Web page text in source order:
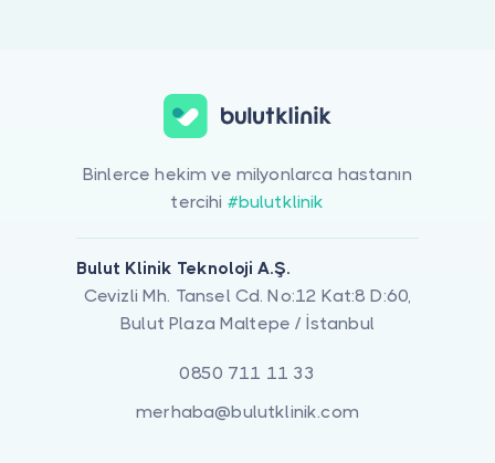
Binlerce hekim ve milyonlarca hastanın
tercihi #bulutklinik
Bulut Klinik Teknoloji A.Ş.
Cevizli Mh. Tansel Cd. No:12 Kat:8 D:60,
Bulut Plaza Maltepe / İstanbul
0850 711 11 33
merhaba@bulutklinik.com